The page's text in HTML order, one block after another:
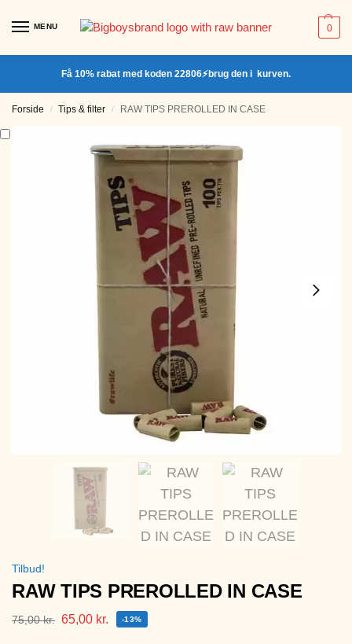
MENU 0
Få 10% rabat med koden 22806⚡brug den i kurven.
Forside / Tips & filter / RAW TIPS PREROLLED IN CASE
Tilbud!
RAW TIPS PREROLLED IN CASE
75,00kr. 65,00 kr. -13%